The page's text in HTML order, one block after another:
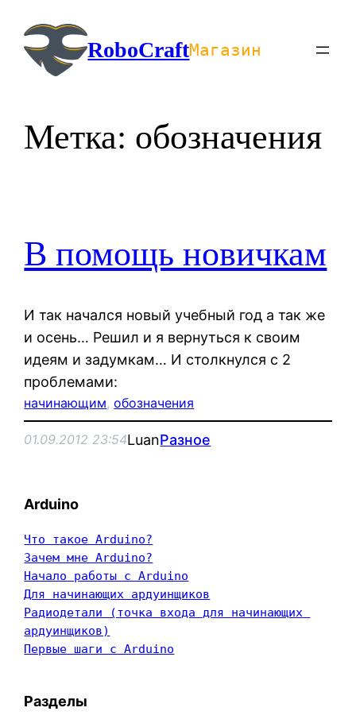
содержимомуRoboCraftМагазин
Метка: обозначения
В помощь новичкам
И так начался новый учебный год а так же
и осень… Решил и я вернуться к своим
идеям и задумкам… И столкнулся с 2
проблемами:
начинающим, обозначения
01.09.2012 23:54LuanРазное
Arduino
Что такое Arduino?
Зачем мне Arduino?
Начало работы с Arduino
Для начинающих ардуинщиков
Радиодетали (точка входа для начинающих
ардуинщиков)
Первые шаги с Arduino
Разделы